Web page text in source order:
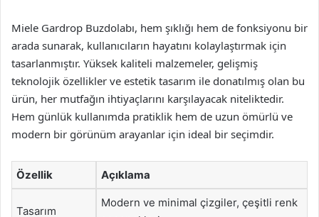
Miele Gardrop Buzdolabı, hem şıklığı hem de fonksiyonu bir
arada sunarak, kullanıcıların hayatını kolaylaştırmak için
tasarlanmıştır. Yüksek kaliteli malzemeler, gelişmiş
teknolojik özellikler ve estetik tasarım ile donatılmış olan bu
ürün, her mutfağın ihtiyaçlarını karşılayacak niteliktedir.
Hem günlük kullanımda pratiklik hem de uzun ömürlü ve
modern bir görünüm arayanlar için ideal bir seçimdir.
Özellik Açıklama
Tasarım
Modern ve minimal çizgiler, çeşitli renk